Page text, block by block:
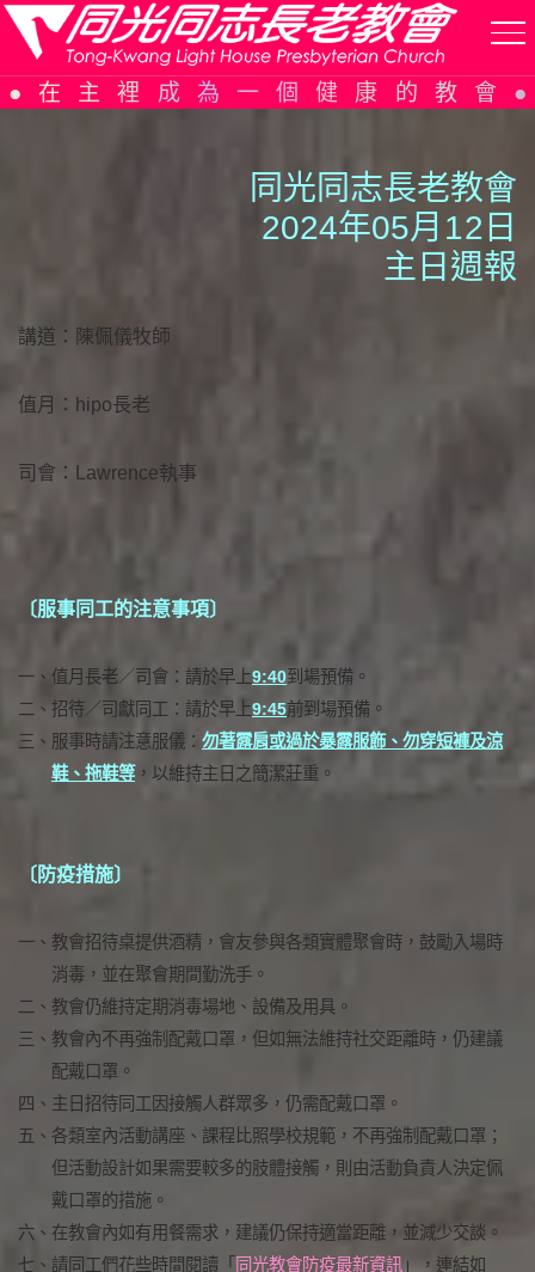
Skip
to
在主裡成為一個健康的教會
同光同志長老教會
2024年05月 12日
主日週報
講道：陳佩儀牧師
值月：hipo長老
司會：Lawrence執事
〔服事同工的注意事項〕
一、 值月長老／司會：請於早上9:40到場預備。
二、 招待／司獻同工：請於早上9:45前到場預備。
三、 服事時請注意服儀： 勿著露肩或過於暴露服飾、勿穿短褲及涼
鞋、拖鞋等 ，以維持主日之簡潔莊重。
〔防疫措施〕
一、 教會招待桌提供酒精，會友參與各類實體聚會時，鼓勵入場時
消毒，並在聚會期間勤洗手。
二、 教會仍維持定期消毒場地、設備及用具。
三、 教會內不再強制配戴口罩，但如無法維持社交距離時，仍建議
配戴口罩。
四、 主日招待同工因接觸人群眾多，仍需配戴口罩。
五、 各類室內活動講座、課程比照學校規範，不再強制配戴口罩；
但活動設計如果需要較多的肢體接觸，則由活動負責人決定佩
戴口罩的措施。
六、 在教會內如有用餐需求，建議仍保持適當距離，並減少交談。
七、 請同工們花些時間閱讀「 同光教會防疫最新資訊 」，連結如